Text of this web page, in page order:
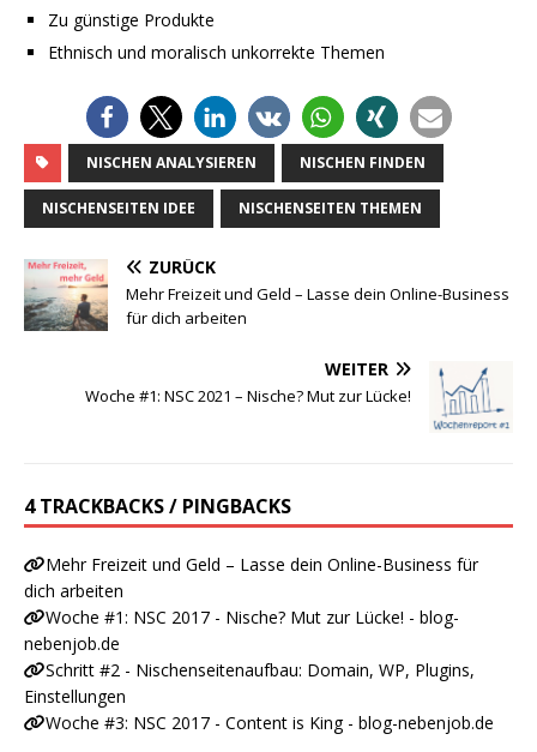
Zu günstige Produkte
Ethnisch und moralisch unkorrekte Themen
NISCHEN ANALYSIEREN NISCHEN FINDEN
NISCHENSEITEN IDEE NISCHENSEITEN THEMEN
ZURÜCK
Mehr Freizeit und Geld – Lasse dein Online-Business
für dich arbeiten
WEITER
Woche #1: NSC 2021 – Nische? Mut zur Lücke!
4 TRACKBACKS / PINGBACKS
Mehr Freizeit und Geld – Lasse dein Online-Business für
dich arbeiten
Woche #1: NSC 2017 - Nische? Mut zur Lücke! - blog-
nebenjob.de
Schritt #2 - Nischenseitenaufbau: Domain, WP, Plugins,
Einstellungen
Woche #3: NSC 2017 - Content is King - blog-nebenjob.de